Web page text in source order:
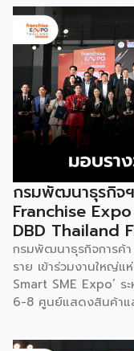
มีภารกิจหลัก คือการใ
ถึงการให้รางวัล และ
นักวิจัยอาวุโส แน่นอน
ไทยตั้งแต่ต้นน้ำยันป
ครั้งนี้เป็นส่วนหนึ่งขอ
Innovative House ซึ่
สนับสนุนให้ผู้ประกอบ
ไปพัฒนาต่อจนสามาร
วิจัยที่อยู่ในห้องแล็บ
ที่ “พร้อมขาย” แล้วจ
ขายเฉพาะหน้าร้าน
แปรรูปเป็นเมนูอาหาร-
โดยนำ ‘น้ำผึ้ง’ ที่ไม่ไ
เครื่องดื่มสเลอปี้ให้ผู้ร่
สร้างประสบการณ์ให้ค
ใครสนใจก็สามารถซื้อ
เช่นกัน […]
กรมพัฒนาธุรกิจ
Franchise
DBD Thailand
กรมพัฒนาธุรกิจการค้
ราย เข้าร่วมงานใหญ่
Smart SME Expo’
6-8 ศูนย์แสดงสินค้าแ
2026 ให้แก่ผู้ประกอบ